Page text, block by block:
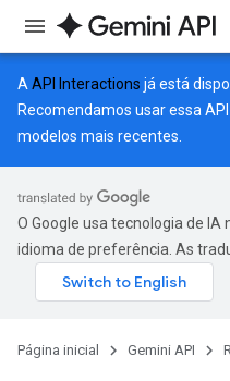
A API Interactions já está
Recomendamos usar essa
modelos mais recentes.
O Google usa tecnologia de
idioma de preferência. As
Página inicial Gemini API